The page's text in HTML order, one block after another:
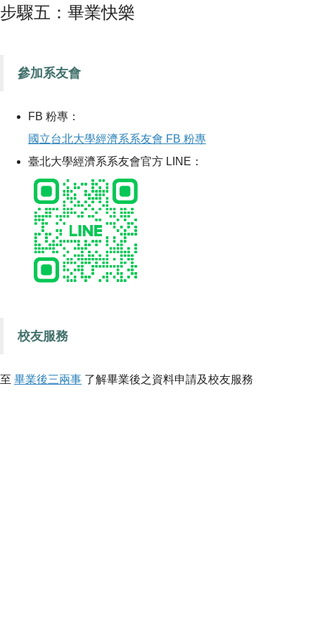
步驟五：畢業快樂
參加系友會
FB 粉專：
國立台北大學經濟系系友會 FB 粉專
臺北大學經濟系系友會官方 LINE：
校友服務
至 畢業後三兩事 了解畢業後之資料申請及校友服務